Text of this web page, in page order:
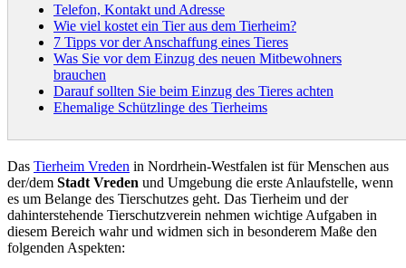
Telefon, Kontakt und Adresse
Wie viel kostet ein Tier aus dem Tierheim?
7 Tipps vor der Anschaffung eines Tieres
Was Sie vor dem Einzug des neuen Mitbewohners
brauchen
Darauf sollten Sie beim Einzug des Tieres achten
Ehemalige Schützlinge des Tierheims
Das Tierheim Vreden in Nordrhein-Westfalen ist für Menschen aus
der/dem Stadt Vreden und Umgebung die erste Anlaufstelle, wenn
es um Belange des Tierschutzes geht. Das Tierheim und der
dahinterstehende Tierschutzverein nehmen wichtige Aufgaben in
diesem Bereich wahr und widmen sich in besonderem Maße den
folgenden Aspekten: